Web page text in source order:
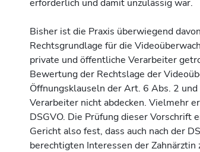
erforderlich und damit unzulässig war.
Bisher ist die Praxis überwiegend
Rechtsgrundlage für die
private und öffentliche Verarbeiter
Bewertung der Rechtslage der
Öffnungsklauseln der Art. 6 Abs. 2
Verarbeiter nicht abdecken. Vielmehr
DSGVO. Die Prüfung dieser Vorschrift
Gericht also fest, dass auch nach der
berechtigten Interessen der Zahnärztin